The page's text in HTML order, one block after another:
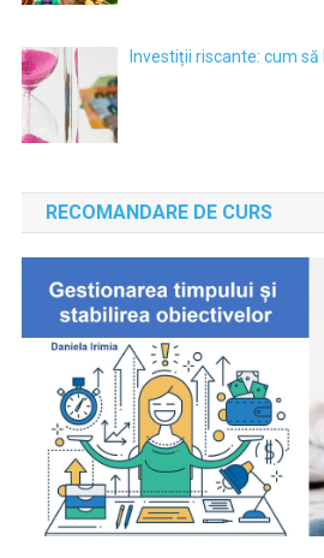
Investiții riscante: cum să
RECOMANDARE DE CURS